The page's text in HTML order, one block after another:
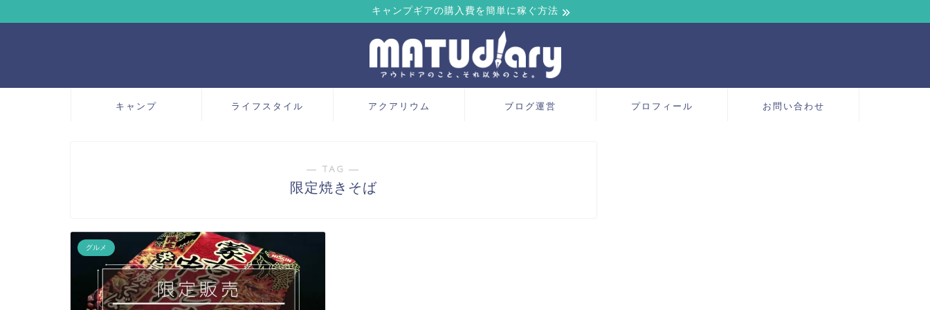
キャンプギアの購入費を簡単に稼ぐ方法
キャンプ ライフスタイル アクアリウム ブログ運営 プロフィール お問い合わせ
― TAG ―
限定焼きそば
グルメ